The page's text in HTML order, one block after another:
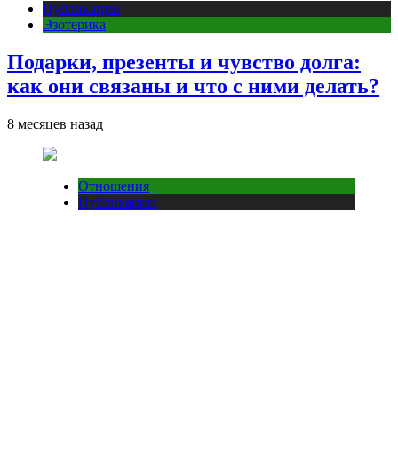
Публикации
Эзотерика
Подарки, презенты и чувство долга:
как они связаны и что с ними делать?
8 месяцев назад
Отношения
Публикации